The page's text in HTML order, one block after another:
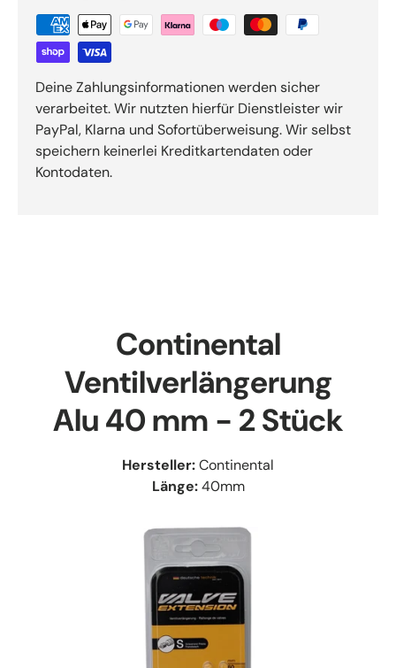
Deine Zahlungsinformationen werden sicher
verarbeitet. Wir nutzten hierfür Dienstleister wir
PayPal, Klarna und Sofortüberweisung. Wir selbst
speichern keinerlei Kreditkartendaten oder
Kontodaten.
Continental
Ventilverlängerung
Alu 40 mm - 2 Stück
Hersteller:Continental
Länge:40mm